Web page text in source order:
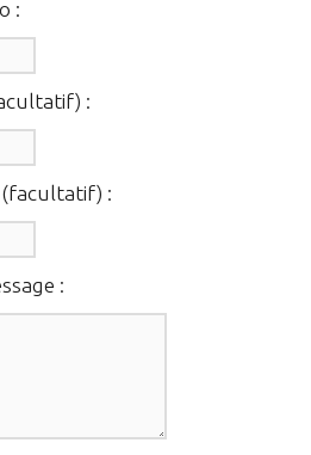
:
:
(facultatif) :
: